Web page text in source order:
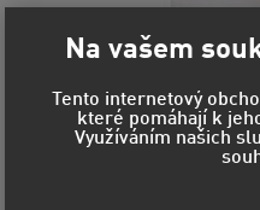
Na vašem
Tento internetový
které pomáhají k
Využíváním našich